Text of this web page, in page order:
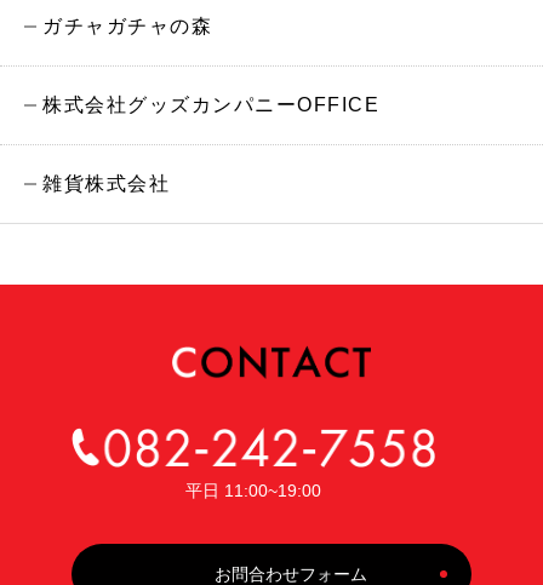
ガチャガチャの森
株式会社グッズカンパニーOFFICE
雑貨株式会社
平日 11:00~19:00
お問合わせフォーム